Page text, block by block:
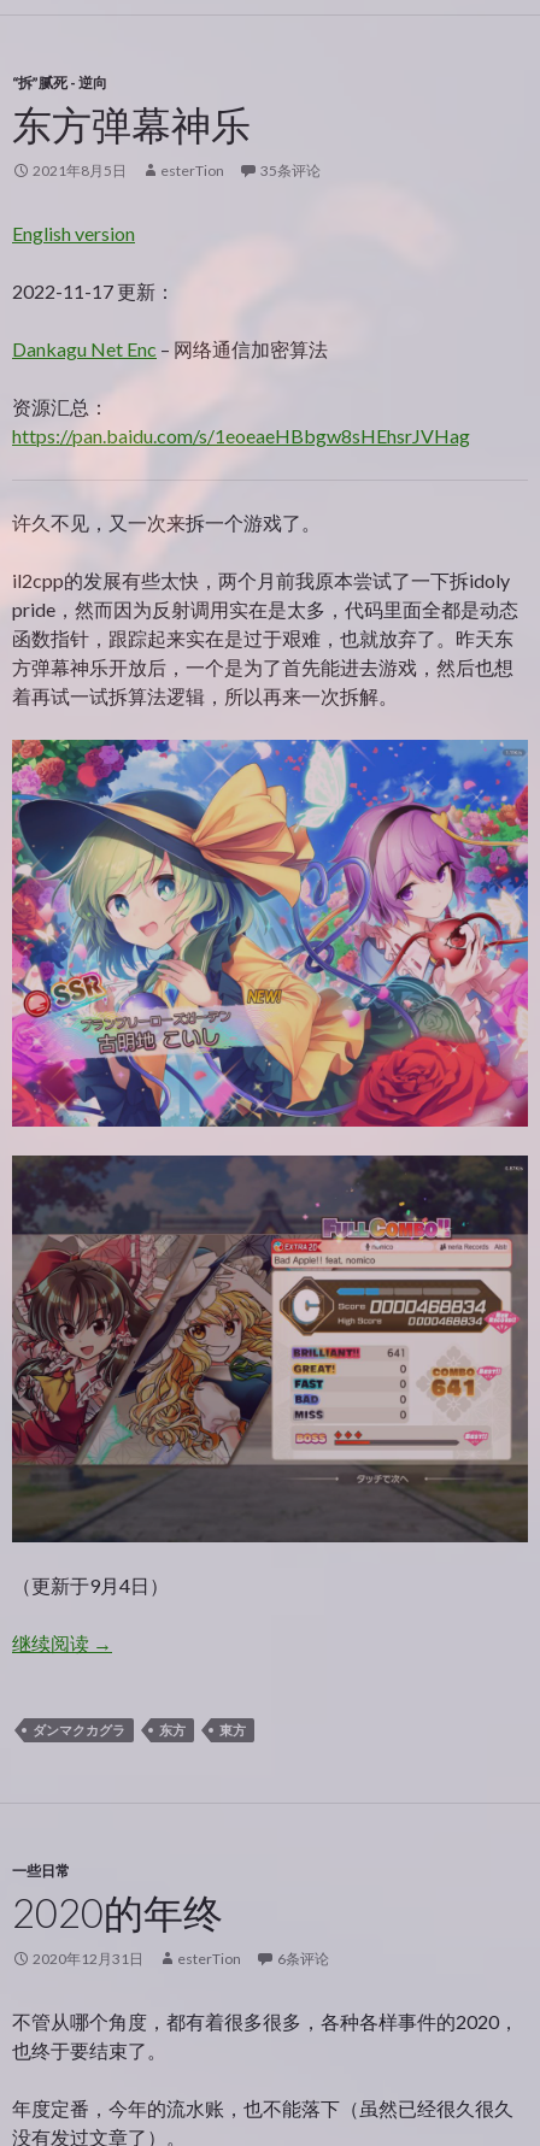
“拆”腻死 - 逆向
东方弹幕神乐
2021年8月5日 esterTion 35条评论
English version
2022-11-17 更新：
Dankagu Net Enc – 网络通信加密算法
资源汇总：
https://pan.baidu.com/s/1eoeaeHBbgw8sHEhsrJVHag
许久不见，又一次来拆一个游戏了。
il2cpp的发展有些太快，两个月前我原本尝试了一下拆idoly
pride，然而因为反射调用实在是太多，代码里面全都是动态
函数指针，跟踪起来实在是过于艰难，也就放弃了。昨天东
方弹幕神乐开放后，一个是为了首先能进去游戏，然后也想
着再试一试拆算法逻辑，所以再来一次拆解。
（更新于9月4日）
继续阅读东方弹幕神乐
→
ダンマクカグラ 东方 東方
一些日常
2020的年终
2020年12月31日 esterTion 6条评论
不管从哪个角度，都有着很多很多，各种各样事件的2020，
也终于要结束了。
年度定番，今年的流水账，也不能落下（虽然已经很久很久
没有发过文章了）。